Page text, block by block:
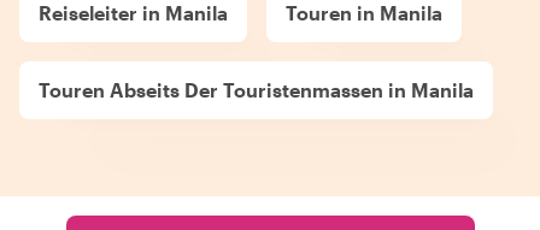
Reiseleiter in Manila Touren in Manila
Touren Abseits Der Touristenmassen in Manila